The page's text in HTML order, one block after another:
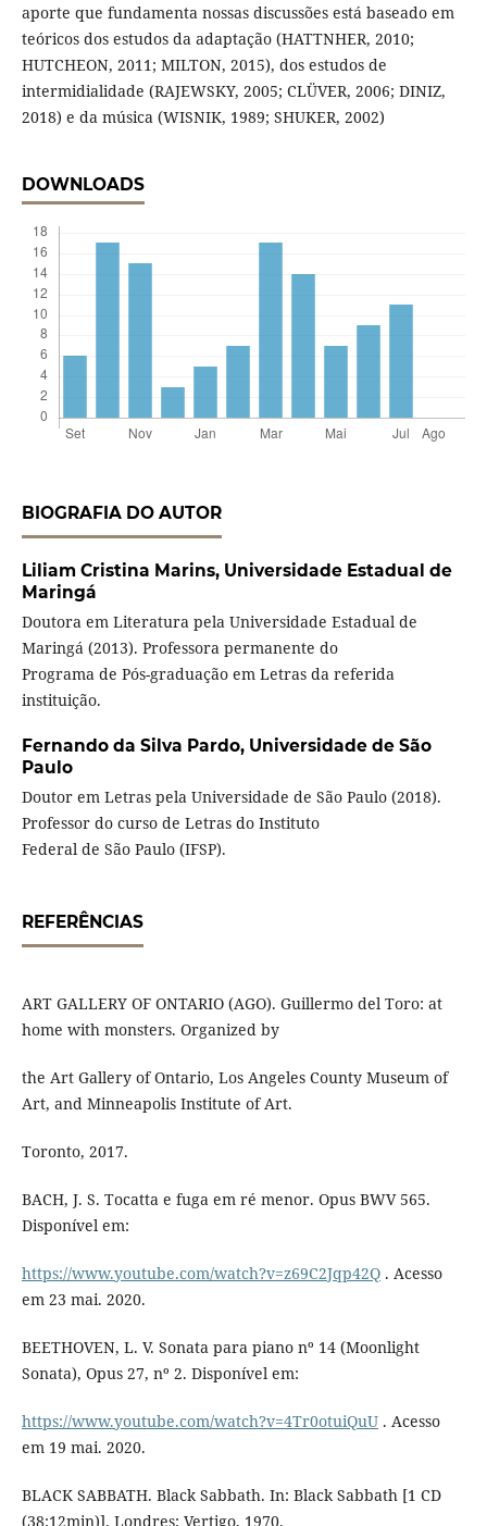
aporte que fundamenta nossas discussões está baseado em
teóricos dos estudos da adaptação (HATTNHER, 2010;
HUTCHEON, 2011; MILTON, 2015), dos estudos de
intermidialidade (RAJEWSKY, 2005; CLÜVER, 2006; DINIZ,
2018) e da música (WISNIK, 1989; SHUKER, 2002)
DOWNLOADS
BIOGRAFIA DO AUTOR
Liliam Cristina Marins, Universidade Estadual de
Maringá
Doutora em Literatura pela Universidade Estadual de
Maringá (2013). Professora permanente do
Programa de Pós-graduação em Letras da referida
instituição.
Fernando da Silva Pardo, Universidade de São
Paulo
Doutor em Letras pela Universidade de São Paulo (2018).
Professor do curso de Letras do Instituto
Federal de São Paulo (IFSP).
REFERÊNCIAS
ART GALLERY OF ONTARIO (AGO). Guillermo del Toro: at
home with monsters. Organized by
the Art Gallery of Ontario, Los Angeles County Museum of
Art, and Minneapolis Institute of Art.
Toronto, 2017.
BACH, J. S. Tocatta e fuga em ré menor. Opus BWV 565.
Disponível em:
https://www.youtube.com/watch?v=z69C2Jqp42Q. Acesso
em 23 mai. 2020.
BEETHOVEN, L. V. Sonata para piano nº 14 (Moonlight
Sonata), Opus 27, nº 2. Disponível em:
https://www.youtube.com/watch?v=4Tr0otuiQuU. Acesso
em 19 mai. 2020.
BLACK SABBATH. Black Sabbath. In: Black Sabbath [1 CD
(38:12min)]. Londres: Vertigo, 1970.